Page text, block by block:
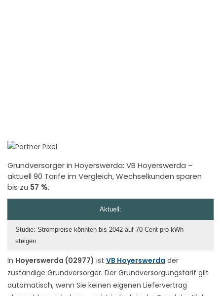
Grundversorger in Hoyerswerda: VB Hoyerswerda –
aktuell 90 Tarife im Vergleich, Wechselkunden sparen
bis zu 57 %.
In Hoyerswerda (02977) ist VB Hoyerswerda der
zuständige Grundversorger. Der Grundversorgungstarif gilt
automatisch, wenn Sie keinen eigenen Liefervertrag
Aktuell:
Studie: Strompreise könnten bis 2042 auf 70 Cent pro kWh
steigen